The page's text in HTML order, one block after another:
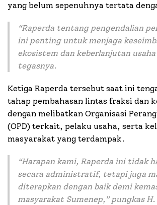
yang belum sepenuhnya tertata
“Raperda tentang pengendalian
ini penting untuk menjaga
ekosistem dan keberlanjutan
tegasnya.
Ketiga Raperda tersebut saat ini
tahap pembahasan lintas fraksi dan
dengan melibatkan Organisasi
(OPD) terkait, pelaku usaha, serta
masyarakat yang terdampak.
“Harapan kami, Raperda ini tidak
secara administratif, tetapi juga
diterapkan dengan baik demi
masyarakat Sumenep,” pungkas